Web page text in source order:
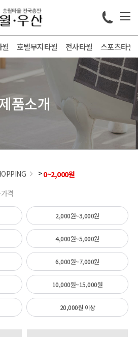
호텔무지타월 전사타월 스포츠타월
품소개
>0~2,000원
격
2,000원~3,000원
4,000원~5,000원
6,000원~7,000원
10,000원~15,000원
20,000원 이상